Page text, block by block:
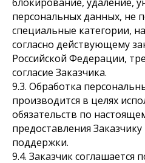
персональных данных, не
специальные категории,
согласно действующему
Российской Федерации,
согласие Заказчика.
9.3. Обработка
производится в целях
обязательств по
предоставления
поддержки.
9.4. Заказчик соглашается